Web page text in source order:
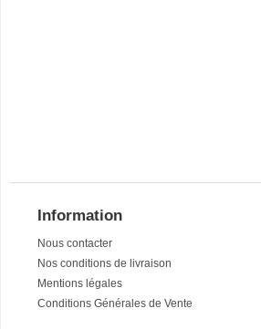
Information
Nous contacter
Nos conditions de livraison
Mentions légales
Conditions Générales de Vente